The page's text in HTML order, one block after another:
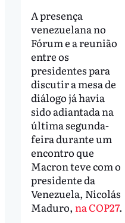
A presença
venezuelana no
Fórum e a reunião
entre os
presidentes para
discutir a mesa de
diálogo já havia
sido adiantada na
última segunda-
feira durante um
encontro que
Macron teve com o
presidente da
Venezuela, Nicolás
Maduro, na COP27.